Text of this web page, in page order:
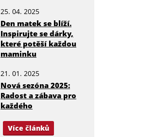
25. 04. 2025
Den matek se blíží.
Inspirujte se dárky,
které potěší každou
maminku
21. 01. 2025
Nová sezóna 2025:
Radost a zábava pro
každého
Více článků